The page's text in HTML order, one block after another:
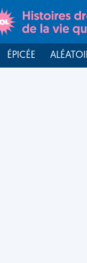
ÉPICÉE